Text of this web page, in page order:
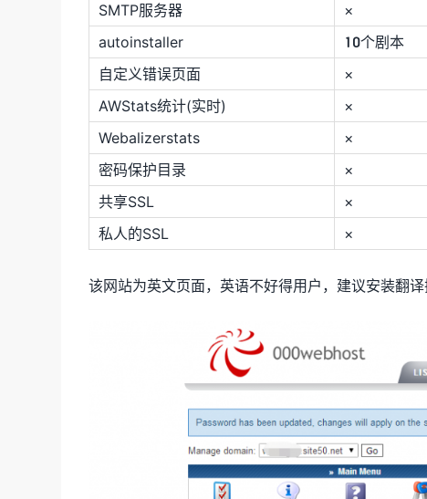
SMTP服务器
×
autoinstaller
10个剧本
自定义错误页面
×
AWStats统计(实时)
×
Webalizerstats
×
密码保护目录
×
共享SSL
×
私人的SSL
×
该网站为英文页面，英语不好得用户，建议安装翻译